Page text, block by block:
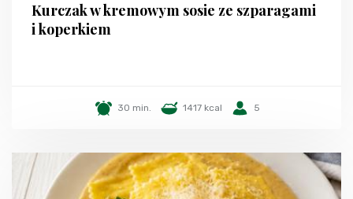
Kurczak w kremowym sosie ze szparagami
i koperkiem
30 min. 1417 kcal 5